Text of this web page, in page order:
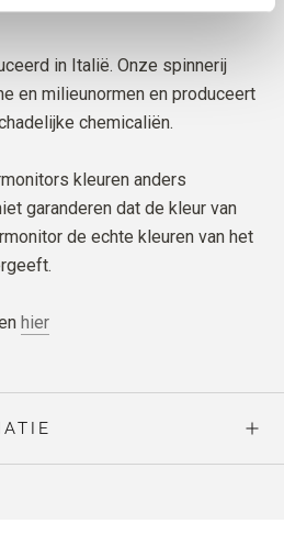
in Italië. Onze spinnerij
en milieunormen en produceert
chemicaliën.
kleuren anders
garanderen dat de kleur van
de echte kleuren van het
hier